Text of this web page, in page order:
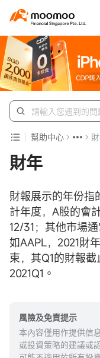
幫助中心
財年
財報展示的年份指
計年度，A股的會
12/31；其他市場
如AAPL，2021財
束，其Q1的財報
2021Q1。
風險及免責提示
本內容僅用作提供信
或投資策略的建議或